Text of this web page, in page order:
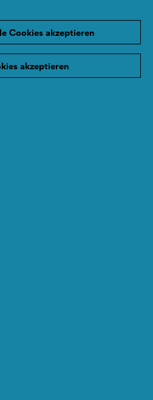
Cookies akzeptieren
akzeptieren